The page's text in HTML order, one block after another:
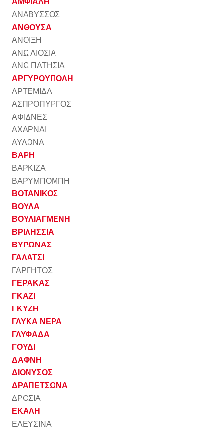
ΑΜΦΙΑΛΗ
ΑΝΑΒΥΣΣΟΣ
ΑΝΘΟΥΣΑ
ΑΝΟΙΞΗ
ΑΝΩ ΛΙΟΣΙΑ
ΑΝΩ ΠΑΤΗΣΙΑ
ΑΡΓΥΡΟΥΠΟΛΗ
ΑΡΤΕΜΙΔΑ
ΑΣΠΡΟΠΥΡΓΟΣ
ΑΦΙΔΝΕΣ
ΑΧΑΡΝΑΙ
ΑΥΛΩΝΑ
ΒΑΡΗ
ΒΑΡΚΙΖΑ
ΒΑΡΥΜΠΟΜΠΗ
ΒΟΤΑΝΙΚΟΣ
ΒΟΥΛΑ
ΒΟΥΛΙΑΓΜΕΝΗ
ΒΡΙΛΗΣΣΙΑ
ΒΥΡΩΝΑΣ
ΓΑΛΑΤΣΙ
ΓΑΡΓΗΤΟΣ
ΓΕΡΑΚΑΣ
ΓΚΑΖΙ
ΓΚΥΖΗ
ΓΛΥΚΑ ΝΕΡΑ
ΓΛΥΦΑΔΑ
ΓΟΥΔΙ
ΔΑΦΝΗ
ΔΙΟΝΥΣΟΣ
ΔΡΑΠΕΤΣΩΝΑ
ΔΡΟΣΙΑ
ΕΚΑΛΗ
ΕΛΕΥΣΙΝΑ